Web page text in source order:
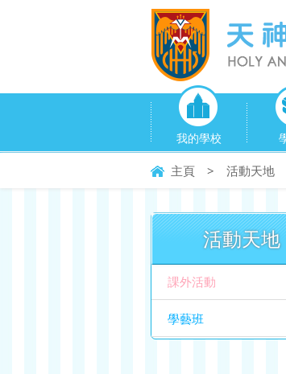
我的學校
主頁 > 活動天地
活動天地
課外活動
學藝班